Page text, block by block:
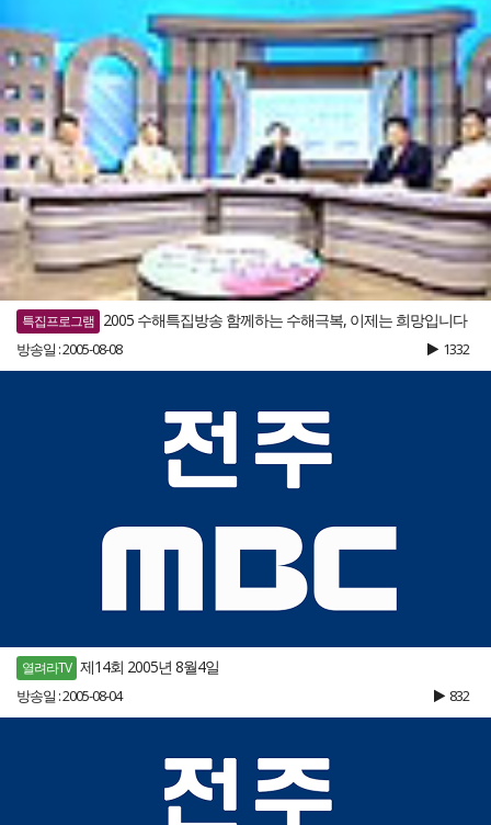
특집프로그램 2005 수해특집방송 함께하는 수해극복, 이제는 희망입니다
방송일 : 2005-08-08 1332
열려라TV 제14회 2005년 8월4일
방송일 : 2005-08-04 832